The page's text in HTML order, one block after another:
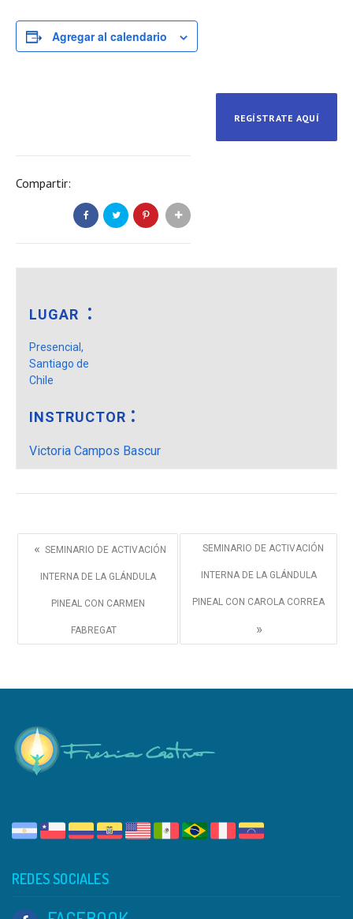
Agregar al calendario
REGÍSTRATE AQUÍ
LUGAR
Presencial,
Santiago de
Chile
INSTRUCTOR
Victoria Campos Bascur
Compartir:
« SEMINARIO DE ACTIVACIÓN
INTERNA DE LA GLÁNDULA
PINEAL CON CARMEN
FABREGAT
SEMINARIO DE ACTIVACIÓN
INTERNA DE LA GLÁNDULA
PINEAL CON CAROLA CORREA
»
REDES SOCIALES